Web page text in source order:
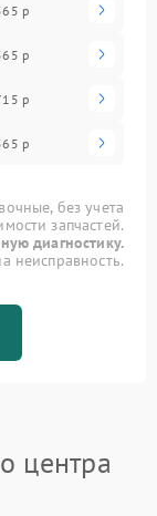
р
р
р
р
без учета
запчастей.
диагностику.
неисправность.
центра